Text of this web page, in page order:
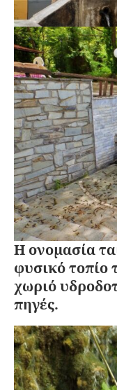
Η ονομασία
φυσικό τοπίο
χωριό
πηγές.